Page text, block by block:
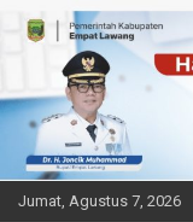
Jumat, Agustus 7, 2026